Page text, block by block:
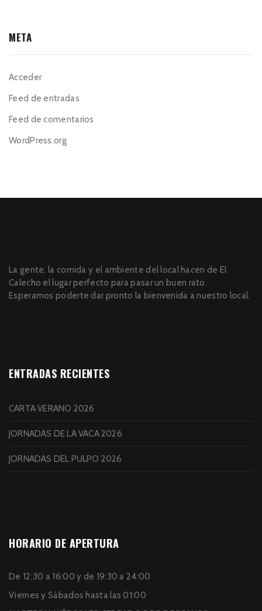
META
Acceder
Feed de entradas
Feed de comentarios
WordPress.org
La gente, la comida y el ambiente del local hacen de El
Calecho el lugar perfecto para pasar un buen rato.
Esperamos poderte dar pronto la bienvenida a nuestro local.
ENTRADAS RECIENTES
CARTA VERANO 2026
JORNADAS DE LA VACA 2026
JORNADAS DEL PULPO 2026
HORARIO DE APERTURA
De 12:30 a 16:00 y de 19:30 a 24:00
Viernes y Sábados hasta las 01:00